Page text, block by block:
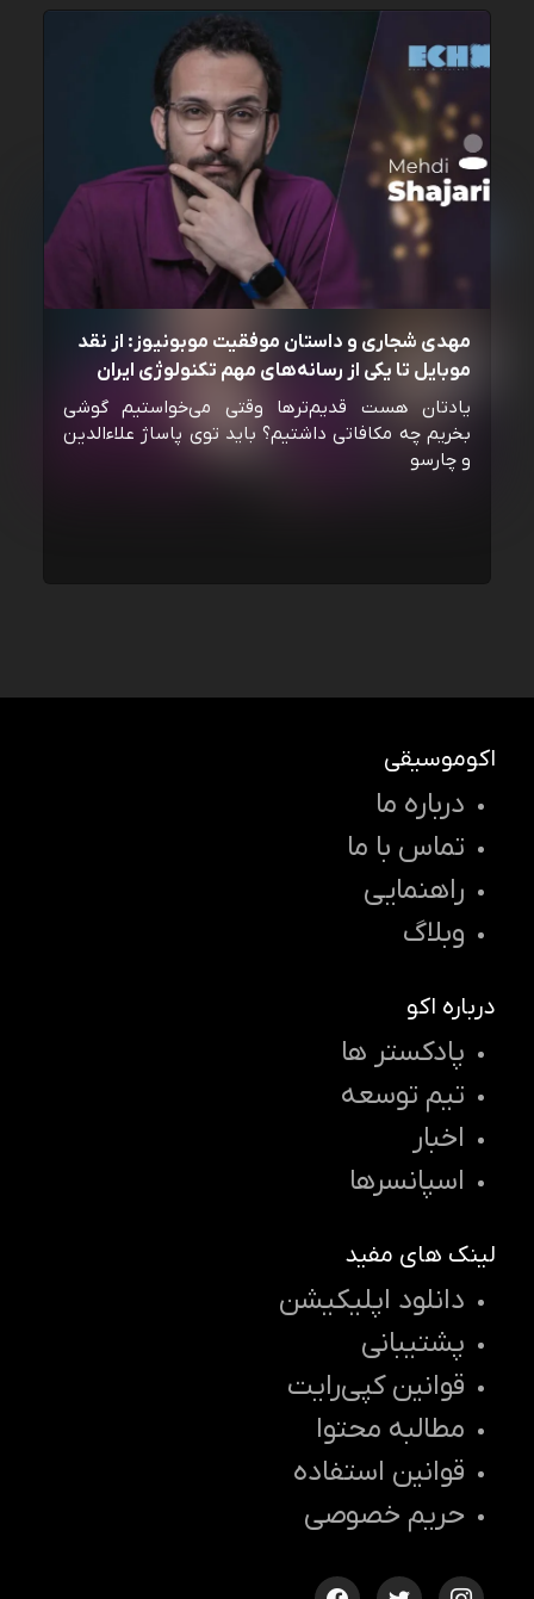
مهدی شجاری و داستان موفقیت موبونیوز: از نقد
موبایل تا یکی از رسانه‌‌های مهم تکنولوژی ایران
یادتان هست قدیم‌ترها وقتی می‌خواستیم گوشی
بخریم چه مکافاتی داشتیم؟ باید توی پاساژ علاءالدین
و چارسو
اکوموسیقی
درباره ما
تماس با ما
راهنمایی
وبلاگ
درباره اکو
پادکستر ها
تیم توسعه
اخبار
اسپانسرها
لینک های مفید
دانلود اپلیکیشن
پشتیبانی
قوانین کپی‌رایت
مطالبه محتوا
قوانین استفاده
حریم خصوصی